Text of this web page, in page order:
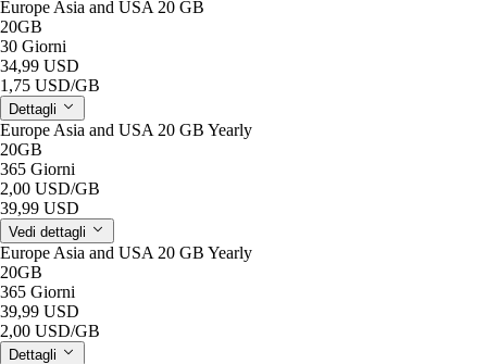
Europe Asia and USA 20 GB
20GB
30 Giorni
34,99 USD
1,75 USD/GB
Dettagli
Europe Asia and USA 20 GB Yearly
20GB
365 Giorni
2,00 USD/GB
39,99 USD
Vedi dettagli
Europe Asia and USA 20 GB Yearly
20GB
365 Giorni
39,99 USD
2,00 USD/GB
Dettagli